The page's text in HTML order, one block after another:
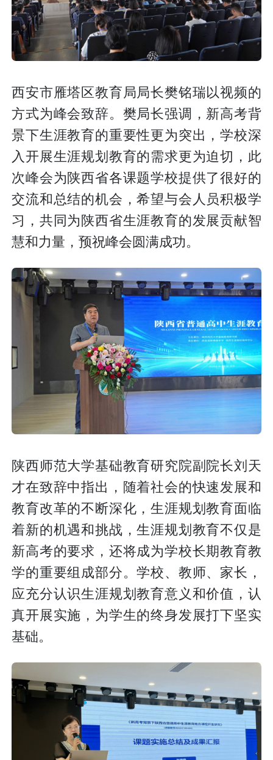
西安市雁塔区教育局局长樊铭瑞以视频的
方式为峰会致辞。樊局长强调，新高考背
景下生涯教育的重要性更为突出，学校深
入开展生涯规划教育的需求更为迫切，此
次峰会为陕西省各课题学校提供了很好的
交流和总结的机会，希望与会人员积极学
习，共同为陕西省生涯教育的发展贡献智
慧和力量，预祝峰会圆满成功。
陕西师范大学基础教育研究院副院长刘天
才在致辞中指出，随着社会的快速发展和
教育改革的不断深化，生涯规划教育面临
着新的机遇和挑战，生涯规划教育不仅是
新高考的要求，还将成为学校长期教育教
学的重要组成部分。学校、教师、家长，
应充分认识生涯规划教育意义和价值，认
真开展实施，为学生的终身发展打下坚实
基础。